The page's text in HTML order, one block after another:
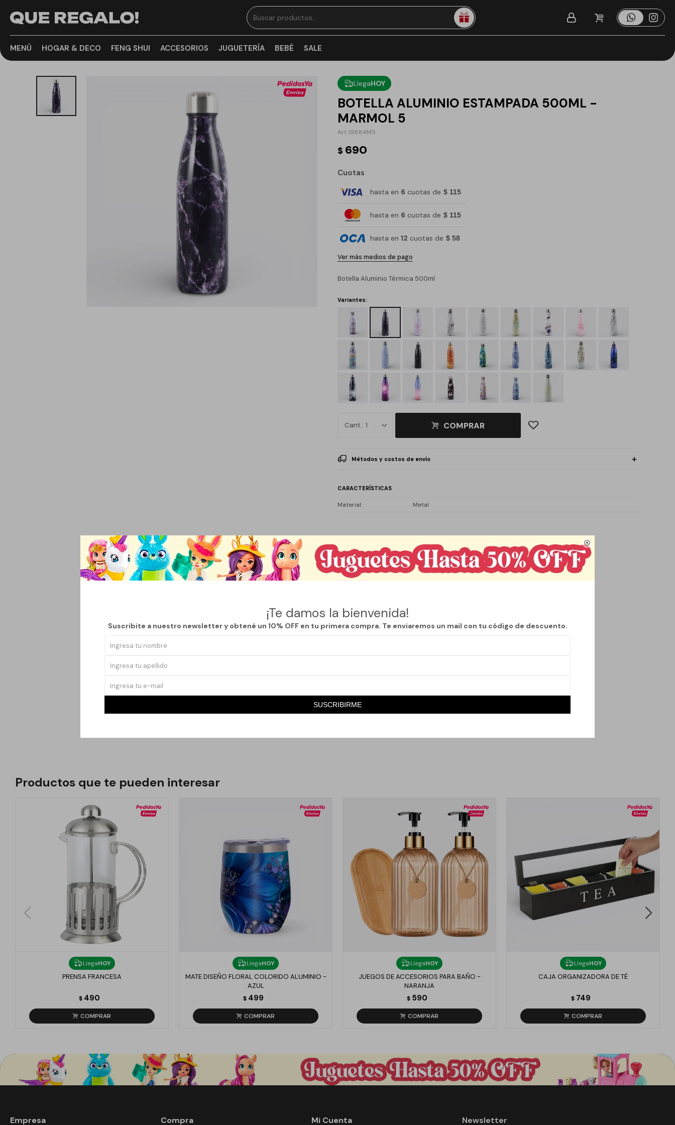

¡Te damos la bienvenida!
Suscribite a nuestro newsletter y obtené un 10% OFF en tu primera compra. Te enviaremos un mail con tu código de descuento.
SUSCRIBIRME
MENÚ HOGAR & DECO FENG SHUI ACCESORIOS JUGUETERÍA BEBÉ SALE
LlegaHOY
BOTELLA ALUMINIO ESTAMPADA 500ML -
MARMOL 5
19884M5
$ 690
Cuotas
hasta en 6 cuotas de $ 115
hasta en 6 cuotas de $ 115
hasta en 12 cuotas de $ 58
Ver más medios de pago
Botella Aluminio Térmica 500ml
Variantes:
1 COMPRAR
Métodos y costos de envío
CARACTERÍSTICAS
Material Metal
Descripción
adaptándose a tus necesidades diarias. Fabricada en aluminio, es ligera y resistente, lo que la convierte en una
opción práctica para llevar a cualquier lugar.
Con una boquilla ancha, facilita el llenado y la limpieza, asegurando una experiencia de uso cómoda. Aunque no
mochila al trabajo.
Es una opción segura para el consumo diario. Su diseño no plegable asegura durabilidad, mientras que su
capacidad de 500 mL es ideal para mantenerte hidratado durante todo el día. Elige esta botella térmica y disfruta
Productos que te pueden interesar
LlegaHOY
PRENSA FRANCESA
$ 490
LlegaHOY
MATE DISEÑO FLORAL COLORIDO ALUMINIO -
AZUL
$ 499
LlegaHOY
JUEGOS DE ACCESORIOS PARA BAÑO -
NARANJA
$ 590
LlegaHOY
CAJA ORGANIZADORA DE TÉ
$ 749
Empresa Compra Mi Cuenta Newsletter